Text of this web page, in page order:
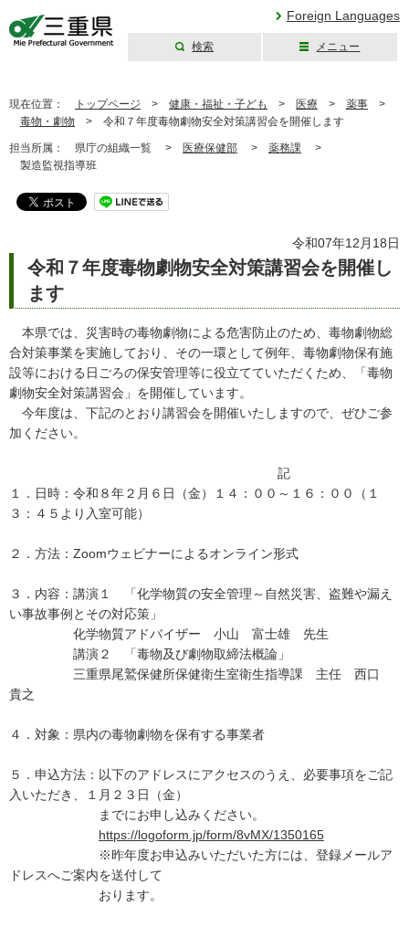
Foreign Languages
検索 メニュー
現在位置： トップページ > 健康・福祉・子ども > 医療 > 薬事 >
毒物・劇物 > 令和７年度毒物劇物安全対策講習会を開催します
担当所属： 県庁の組織一覧 > 医療保健部 > 薬務課 >
製造監視指導班
令和07年12月18日
令和７年度毒物劇物安全対策講習会を開催し
ます
本県では、災害時の毒物劇物による危害防止のため、毒物劇物総
合対策事業を実施しており、その一環として例年、毒物劇物保有施
設等における日ごろの保安管理等に役立てていただくため、「毒物
劇物安全対策講習会」を開催しています。
今年度は、下記のとおり講習会を開催いたしますので、ぜひご参
加ください。
記
１．日時：令和８年２月６日（金）１４：００～１６：００（１
３：４５より入室可能）
２．方法：Zoomウェビナーによるオンライン形式
３．内容：講演１ 「化学物質の安全管理～自然災害、盗難や漏え
い事故事例とその対応策」
化学物質アドバイザー 小山 富士雄 先生
講演２ 「毒物及び劇物取締法概論」
三重県尾鷲保健所保健衛生室衛生指導課 主任 西口
貴之
４．対象：県内の毒物劇物を保有する事業者
５．申込方法：以下のアドレスにアクセスのうえ、必要事項をご記
入いただき、１月２３日（金）
までにお申し込みください。
https://logoform.jp/form/8vMX/1350165
※昨年度お申込みいただいた方には、登録メールア
ドレスへご案内を送付して
おります。